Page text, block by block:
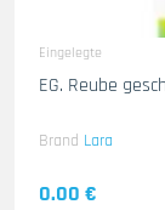
Eingelegte
Brand Lara
0.00 €